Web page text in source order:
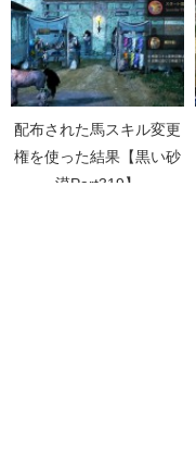
配布された馬スキル変更
権を使った結果【黒い砂
漠Part319】